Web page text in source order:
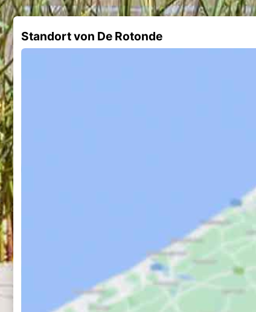
Standort von De Rotonde